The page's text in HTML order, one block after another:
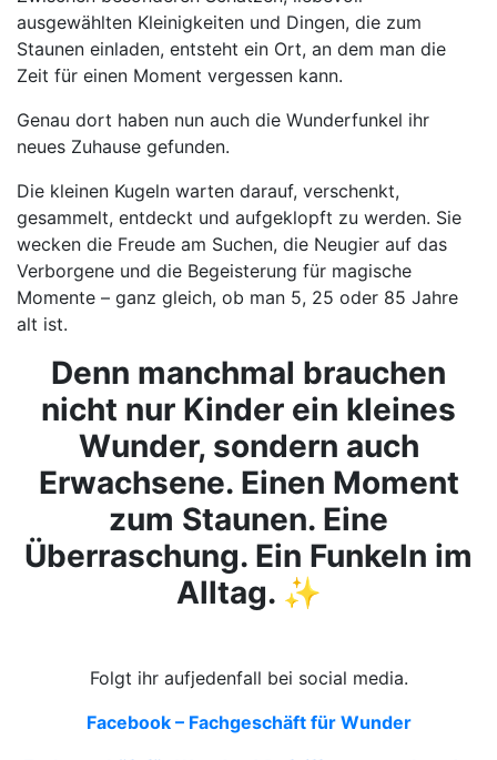
ausgewählten Kleinigkeiten und Dingen, die zum
Staunen einladen, entsteht ein Ort, an dem man die
Zeit für einen Moment vergessen kann.
Genau dort haben nun auch die Wunderfunkel ihr
neues Zuhause gefunden.
Die kleinen Kugeln warten darauf, verschenkt,
gesammelt, entdeckt und aufgeklopft zu werden. Sie
wecken die Freude am Suchen, die Neugier auf das
Verborgene und die Begeisterung für magische
Momente – ganz gleich, ob man 5, 25 oder 85 Jahre
alt ist.
Denn manchmal brauchen
nicht nur Kinder ein kleines
Wunder, sondern auch
Erwachsene. Einen Moment
zum Staunen. Eine
Überraschung. Ein Funkeln im
Alltag. ✨
Folgt ihr aufjedenfall bei social media.
Facebook – Fachgeschäft für Wunder